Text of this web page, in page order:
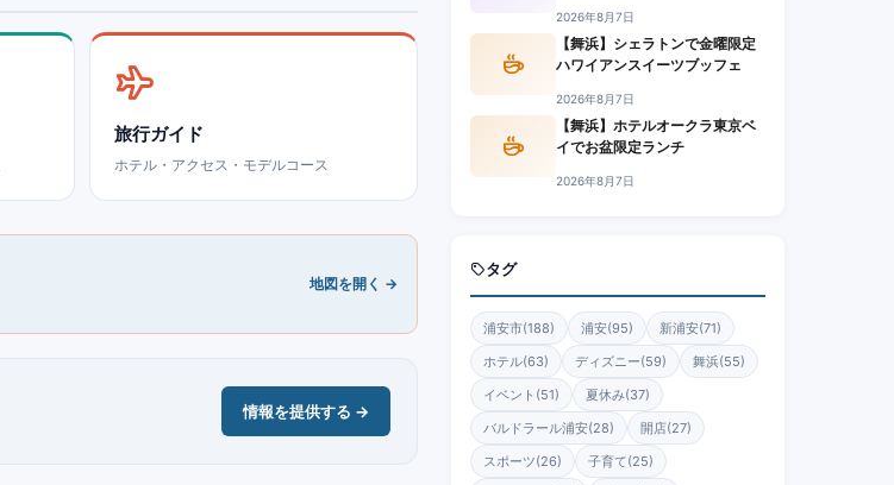
旅行ガイド
ホテル・アクセス・モデルコース
地図を開く →
情報を提供する →
2026年8月7日
【舞浜】シェラトンで金曜限定
ハワイアンスイーツブッフェ
2026年8月7日
【舞浜】ホテルオークラ東京ベ
イでお盆限定ランチ
2026年8月7日
タグ
浦安市(188) 浦安(95)
新浦安(71)
ホテル(63)
ディズニー(59)
舞浜(55)
イベント(51)
夏休み(37)
バルドラール浦安(28)
開店(27)
スポーツ(26)
子育て(25)